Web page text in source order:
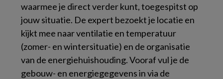
waarmee je direct verder kunt, toegespitst op
jouw situatie. De expert bezoekt je locatie en
kijkt mee naar ventilatie en temperatuur
(zomer- en wintersituatie) en de organisatie
van de energiehuishouding. Vooraf vul je de
gebouw- en energiegegevens in via de